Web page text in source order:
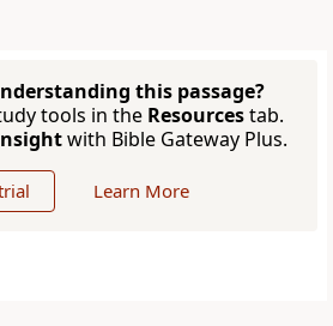
this passage?
tools in the Resourcestab.
with Bible Gateway Plus.
Learn More